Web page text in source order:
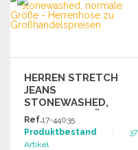
HERREN STRETCH
JEANS
STONEWASHED,
NORMALE GRÖSSE Z
U G
ROSSHANDELSPREISEN
Ref.17-44035
Produktbestand : 37
Artikel